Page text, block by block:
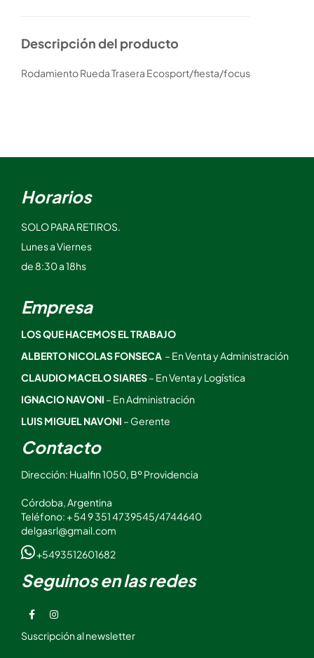
Descripción del producto
Rodamiento Rueda Trasera Ecosport/fiesta/focus
Horarios
SOLO PARA RETIROS.
Lunes a Viernes
de 8:30 a 18hs
Empresa
LOS QUE HACEMOS EL TRABAJO
ALBERTO NICOLAS FONSECA – En Venta y Administración
CLAUDIO MACELO SIARES– En Venta y Logística
IGNACIO NAVONI – En Administración
LUIS MIGUEL NAVONI – Gerente
Contacto
Dirección: Hualfin 1050, Bº Providencia
Córdoba, Argentina
Teléfono: + 54 9 351 4739545/4744640
delgasrl@gmail.com
+5493512601682
Seguinos en las redes
Suscripción al newsletter